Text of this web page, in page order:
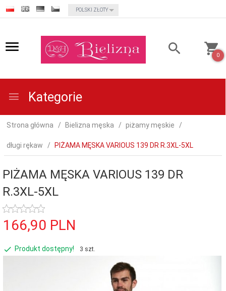
currency_h
POLSKI ZŁOTY
0
Kategorie
Strona główna Bielizna męska piżamy męskie
długi rękaw PIŻAMA MĘSKA VARIOUS 139 DR R.3XL-5XL
PIŻAMA MĘSKA VARIOUS 139 DR
R.3XL-5XL
166,90 PLN
Produkt dostępny! 3 szt.